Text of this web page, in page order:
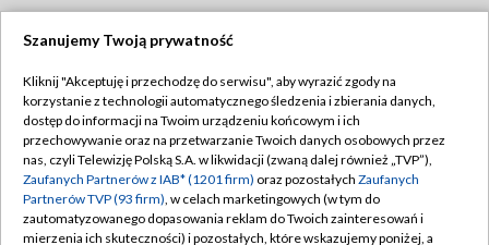
TVP
Abonament TVP
Emisja w TVP
Centrum informacji TVP
Regulamin TVP
Polityka prywatności
Moje zgody
Szanujemy Twoją prywatność
Kliknij "Akceptuję i przechodzę do serwisu", aby wyrazić zgody na
korzystanie z technologii automatycznego śledzenia i zbierania danych,
dostęp do informacji na Twoim urządzeniu końcowym i ich
przechowywanie oraz na przetwarzanie Twoich danych osobowych przez
nas, czyli Telewizję Polską S.A. w likwidacji (zwaną dalej również „TVP”),
Zaufanych Partnerów z IAB* (1201 firm) oraz pozostałych Zaufanych
Partnerów TVP (93 firm), w celach marketingowych (w tym do
zautomatyzowanego dopasowania reklam do Twoich zainteresowań i
mierzenia ich skuteczności) i pozostałych, które wskazujemy poniżej, a